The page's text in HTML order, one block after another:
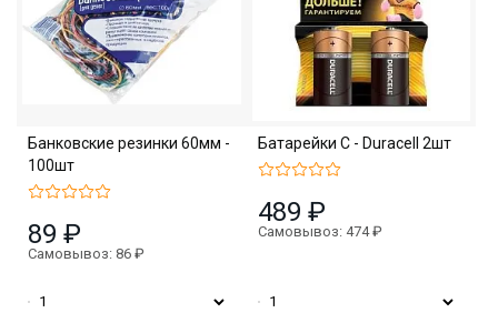
Банковские резинки 60мм -
100шт
89 ₽
Самовывоз: 86 ₽
Батарейки C - Duracell 2шт
489 ₽
Самовывоз: 474 ₽